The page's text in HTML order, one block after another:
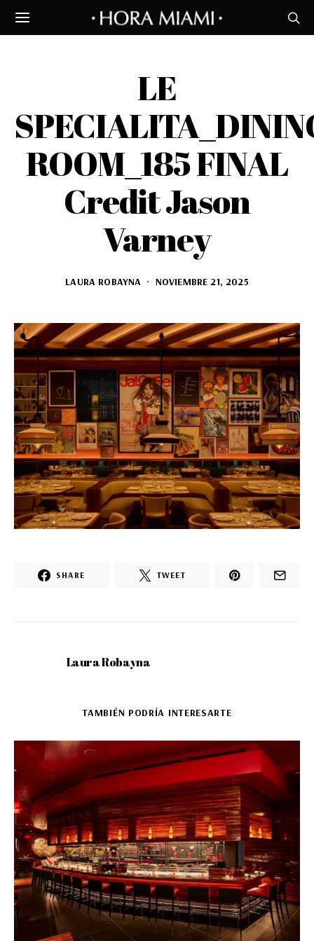
LE
ROOM_185 FINAL
Credit Jason
Varney
LAURA ROBAYNA NOVIEMBRE 21, 2025
SHARE TWEET
Laura Robayna
TAMBIÉN PODRÍA INTERESARTE